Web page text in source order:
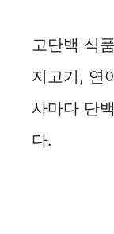
고단백 식
지고기, 연
사마다 단
다.